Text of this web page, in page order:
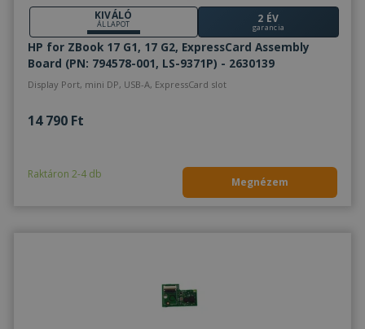
KIVÁLÓ
ÁLLAPOT 2 ÉV
garancia
HP for ZBook 17 G1, 17 G2, ExpressCard Assembly
Board (PN: 794578-001, LS-9371P) - 2630139
Display Port, mini DP, USB-A, ExpressCard slot
14 790 Ft
Raktáron 2-4 db
Megnézem